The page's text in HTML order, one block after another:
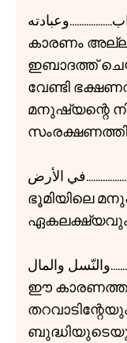
കാരണം
ഇബാദത്ത്
വേണ്ടി
മനുഷ്യന്റെ
الأرض
ഭൂമിയിലെ
والمال
ഈ